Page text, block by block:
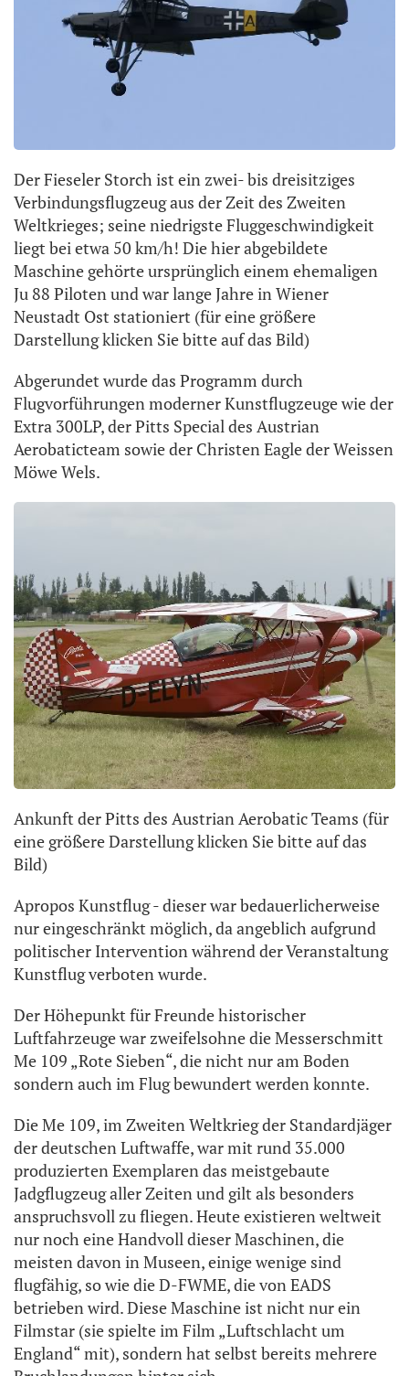
Der Fieseler Storch ist ein zwei- bis dreisitziges
Verbindungsflugzeug aus der Zeit des Zweiten
Weltkrieges; seine niedrigste Fluggeschwindigkeit
liegt bei etwa 50 km/h! Die hier abgebildete
Maschine gehörte ursprünglich einem ehemaligen
Ju 88 Piloten und war lange Jahre in Wiener
Neustadt Ost stationiert (für eine größere
Darstellung klicken Sie bitte auf das Bild)
Abgerundet wurde das Programm durch
Flugvorführungen moderner Kunstflugzeuge wie der
Extra 300LP, der Pitts Special des Austrian
Aerobaticteam sowie der Christen Eagle der Weissen
Möwe Wels.
Ankunft der Pitts des Austrian Aerobatic Teams (für
eine größere Darstellung klicken Sie bitte auf das
Bild)
Apropos Kunstflug - dieser war bedauerlicherweise
nur eingeschränkt möglich, da angeblich aufgrund
politischer Intervention während der Veranstaltung
Kunstflug verboten wurde.
Der Höhepunkt für Freunde historischer
Luftfahrzeuge war zweifelsohne die Messerschmitt
Me 109 „Rote Sieben“, die nicht nur am Boden
sondern auch im Flug bewundert werden konnte.
Die Me 109, im Zweiten Weltkrieg der Standardjäger
der deutschen Luftwaffe, war mit rund 35.000
produzierten Exemplaren das meistgebaute
Jadgflugzeug aller Zeiten und gilt als besonders
anspruchsvoll zu fliegen. Heute existieren weltweit
nur noch eine Handvoll dieser Maschinen, die
meisten davon in Museen, einige wenige sind
flugfähig, so wie die D-FWME, die von EADS
betrieben wird. Diese Maschine ist nicht nur ein
Filmstar (sie spielte im Film „Luftschlacht um
England“ mit), sondern hat selbst bereits mehrere